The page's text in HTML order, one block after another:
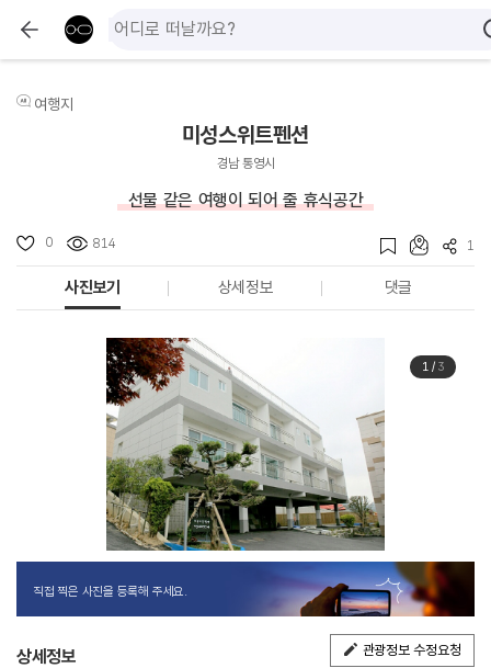
여행지
미성스위트펜션
경남 통영시
선물 같은 여행이 되어 줄 휴식공간
0 814 1
사진보기 상세정보 댓글
1/ 3
직접 찍은 사진을 등록해 주세요.
상세정보 관광정보 수정요청